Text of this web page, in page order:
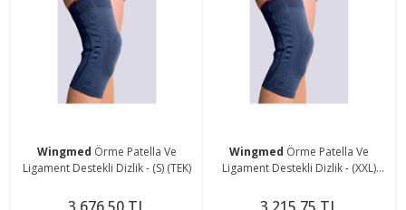
Wingmed Örme Patella Ve
Ligament Destekli Dizlik - (S) (TEK)
3.676,50 TL
Wingmed Örme Patella Ve
Ligament Destekli Dizlik - (XXL)
3.215,75 TL